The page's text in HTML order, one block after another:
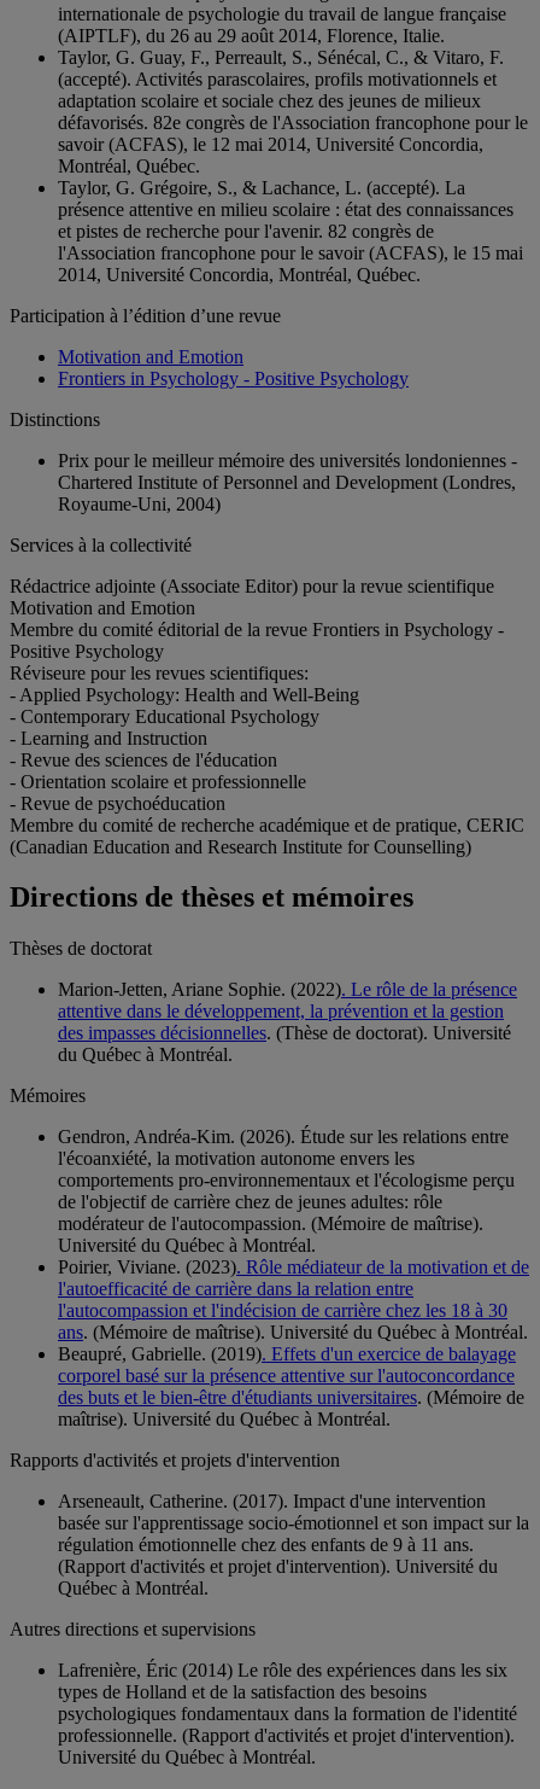
internationale de psychologie du travail de langue française
(AIPTLF), du 26 au 29 août 2014, Florence, Italie.
Taylor, G. Guay, F., Perreault, S., Sénécal, C., & Vitaro, F.
(accepté). Activités parascolaires, profils motivationnels et
adaptation scolaire et sociale chez des jeunes de milieux
défavorisés. 82e congrès de l'Association francophone pour le
savoir (ACFAS), le 12 mai 2014, Université Concordia,
Montréal, Québec.
Taylor, G. Grégoire, S., & Lachance, L. (accepté). La
présence attentive en milieu scolaire : état des connaissances
et pistes de recherche pour l'avenir. 82 congrès de
l'Association francophone pour le savoir (ACFAS), le 15 mai
2014, Université Concordia, Montréal, Québec.
Participation à l’édition d’une revue
Motivation and Emotion
Frontiers in Psychology - Positive Psychology
Distinctions
Prix pour le meilleur mémoire des universités londoniennes -
Chartered Institute of Personnel and Development (Londres,
Royaume-Uni, 2004)
Services à la collectivité
Rédactrice adjointe (Associate Editor) pour la revue scientifique
Motivation and Emotion
Membre du comité éditorial de la revue Frontiers in Psychology -
Positive Psychology
Réviseure pour les revues scientifiques:
- Applied Psychology: Health and Well-Being
- Contemporary Educational Psychology
- Learning and Instruction
- Revue des sciences de l'éducation
- Orientation scolaire et professionnelle
- Revue de psychoéducation
Membre du comité de recherche académique et de pratique, CERIC
(Canadian Education and Research Institute for Counselling)
Directions de thèses et mémoires
Thèses de doctorat
Marion-Jetten, Ariane Sophie. (2022). Le rôle de la présence
attentive dans le développement, la prévention et la gestion
des impasses décisionnelles. (Thèse de doctorat). Université
du Québec à Montréal.
Mémoires
Gendron, Andréa-Kim. (2026). Étude sur les relations entre
l'écoanxiété, la motivation autonome envers les
comportements pro-environnementaux et l'écologisme perçu
de l'objectif de carrière chez de jeunes adultes: rôle
modérateur de l'autocompassion. (Mémoire de maîtrise).
Université du Québec à Montréal.
Poirier, Viviane. (2023). Rôle médiateur de la motivation et de
l'autoefficacité de carrière dans la relation entre
l'autocompassion et l'indécision de carrière chez les 18 à 30
ans. (Mémoire de maîtrise). Université du Québec à Montréal.
Beaupré, Gabrielle. (2019). Effets d'un exercice de balayage
corporel basé sur la présence attentive sur l'autoconcordance
des buts et le bien-être d'étudiants universitaires. (Mémoire de
maîtrise). Université du Québec à Montréal.
Rapports d'activités et projets d'intervention
Arseneault, Catherine. (2017). Impact d'une intervention
basée sur l'apprentissage socio-émotionnel et son impact sur la
régulation émotionnelle chez des enfants de 9 à 11 ans.
(Rapport d'activités et projet d'intervention). Université du
Québec à Montréal.
Autres directions et supervisions
Lafrenière, Éric (2014) Le rôle des expériences dans les six
types de Holland et de la satisfaction des besoins
psychologiques fondamentaux dans la formation de l'identité
professionnelle. (Rapport d'activités et projet d'intervention).
Université du Québec à Montréal.